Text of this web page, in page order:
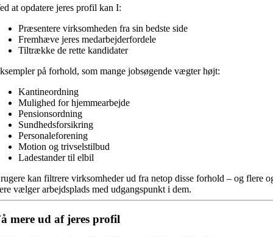
at opdatere jeres profil kan I:
Præsentere virksomheden fra sin bedste side
Fremhæve jeres medarbejderfordele
Tiltrække de rette kandidater
på forhold, som mange jobsøgende vægter højt:
Kantineordning
Mulighed for hjemmearbejde
Pensionsordning
Sundhedsforsikring
Personaleforening
Motion og trivselstilbud
Ladestander til elbil
kan filtrere virksomheder ud fra netop disse forhold – og flere
vælger arbejdsplads med udgangspunkt i dem.
mere ud af jeres profil